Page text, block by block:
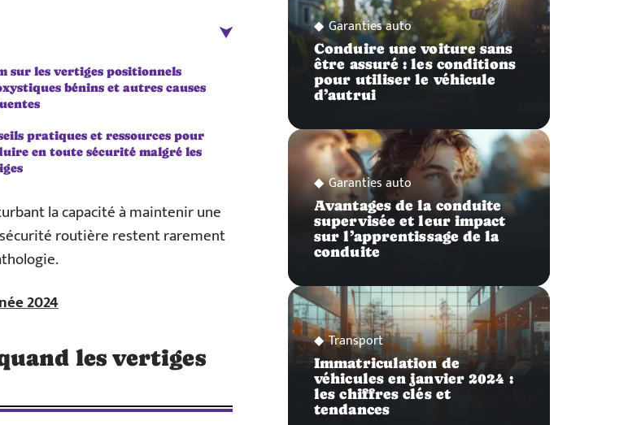
sur les vertiges positionnels
bénins et autres causes
pratiques et ressources pour
en toute sécurité malgré les
la capacité à maintenir une
routière restent rarement
2024
les vertiges
Garanties auto
Conduire une voiture sans
être assuré : les conditions
pour utiliser le véhicule
d’autrui
Garanties auto
Avantages de la conduite
supervisée et leur impact
sur l’apprentissage de la
conduite
Transport
Immatriculation de
véhicules en janvier 2024 :
les chiffres clés et
tendances